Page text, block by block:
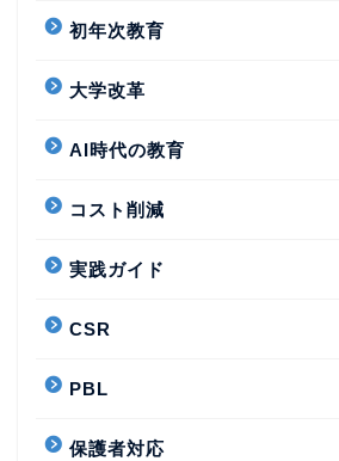
初年次教育
大学改革
AI時代の教育
コスト削減
実践ガイド
CSR
PBL
保護者対応